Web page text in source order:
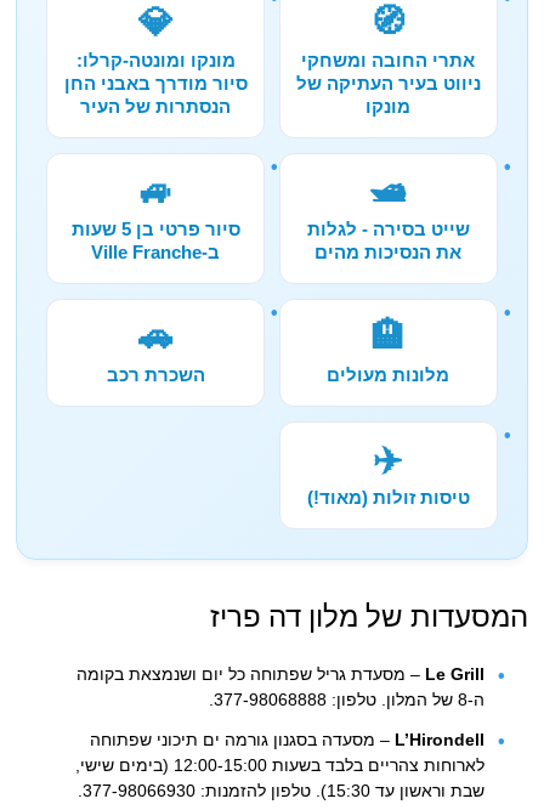
🧭
אתרי החובה ומשחקי
ניווט בעיר העתיקה של
מונקו
💎
מונקו ומונטה-קרלו:
סיור מודרך באבני החן
הנסתרות של העיר
🛥️
שייט בסירה - לגלות
את הנסיכות מהים
🚙
סיור פרטי בן 5 שעות
ב-Ville Franche
🏨
מלונות מעולים
🚗
השכרת רכב
✈️
טיסות זולות (מאוד!)
המסעדות של מלון דה פריז
Le Grill – מסעדת גריל שפתוחה כל יום ושנמצאת בקומה
ה-8 של המלון. טלפון: 377-98068888.
L’Hirondell – מסעדה בסגנון גורמה ים תיכוני שפתוחה
לארוחות צהריים בלבד בשעות 12:00-15:00 (בימים שישי,
שבת וראשון עד 15:30). טלפון להזמנות: 377-98066930.